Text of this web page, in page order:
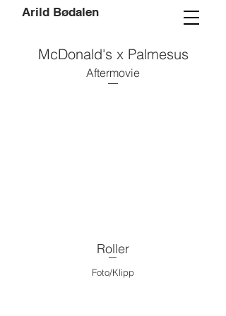
Arild Bødalen
McDonald's x Palmesus
Aftermovie
Roller
Foto/Klipp